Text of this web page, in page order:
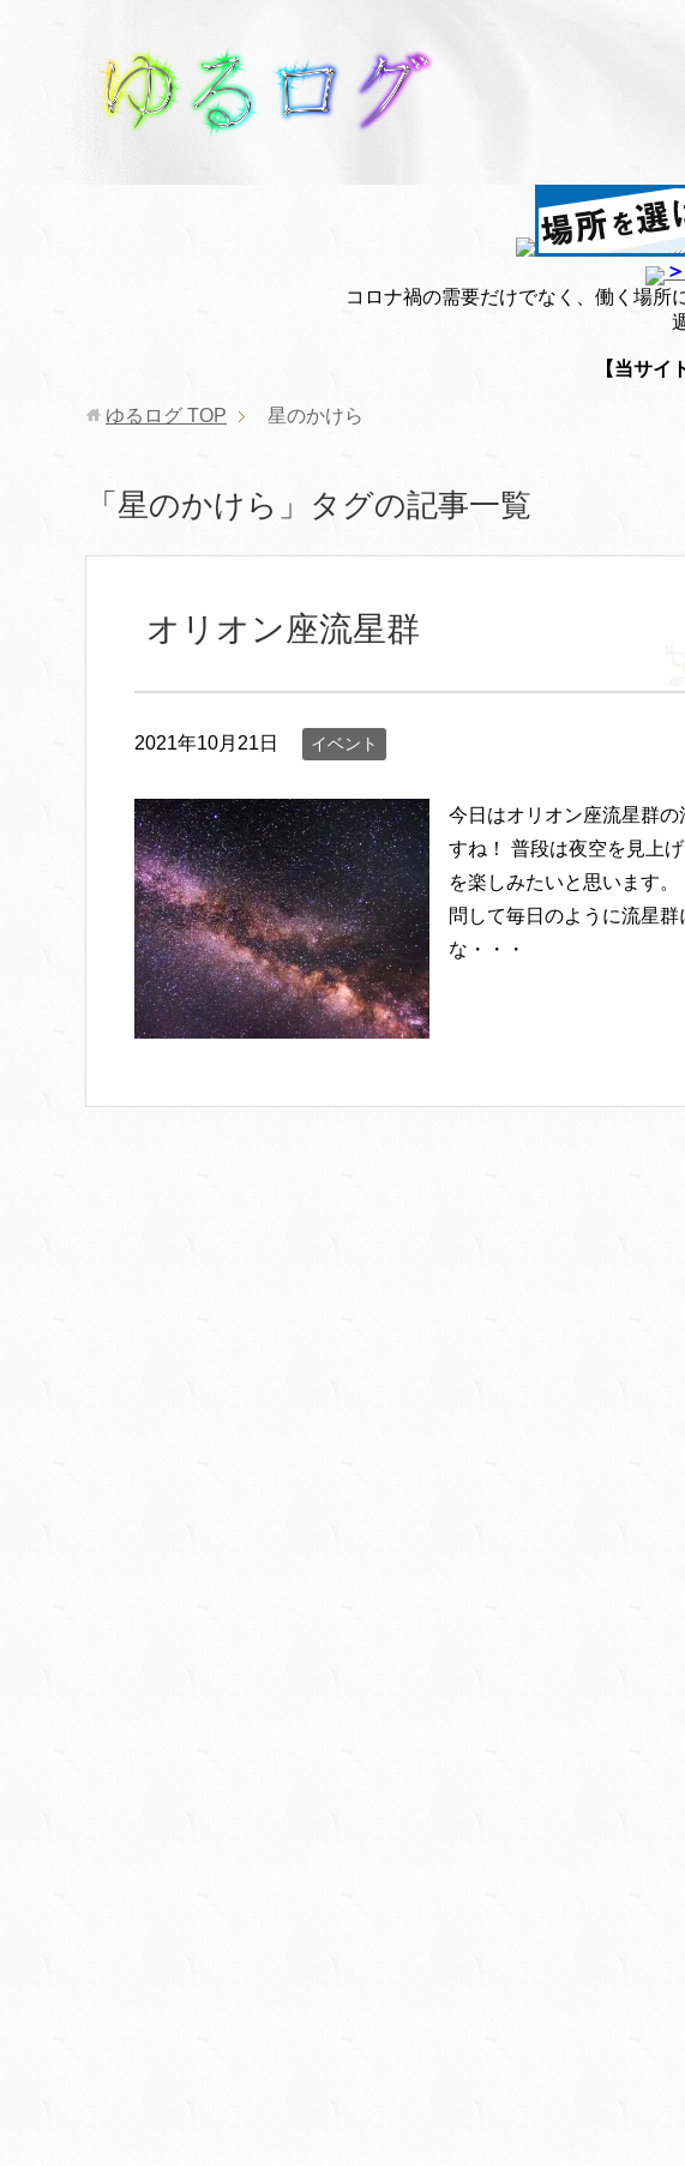
コロナ禍の需要だけでなく、働く場所
【当サイ
ゆるログ TOP 星のかけら
「星のかけら」タグの記事一覧
オリオン座流星群
2021年10月21日 イベント
今日はオリオン座流星群
すね！ 普段は夜空を見上
を楽しみたいと思います
問して毎日のように流星
な・・・